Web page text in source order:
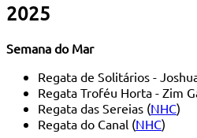
2025
Semana do Mar
Regata de Solitários -
Regata Troféu Horta - Zim
Regata das Sereias (NHC)
Regata do Canal (NHC)